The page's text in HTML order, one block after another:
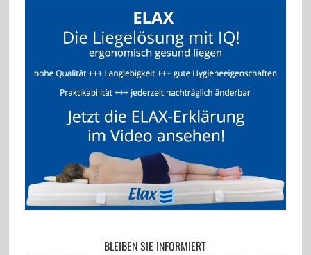
BLEIBEN SIE INFORMIERT